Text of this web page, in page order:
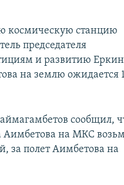
космическую станцию
председателя
и развитию Еркин
на землю ожидается
сообщил,
Аимбетова на МКС
за полет Аимбетова на